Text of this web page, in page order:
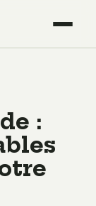
: